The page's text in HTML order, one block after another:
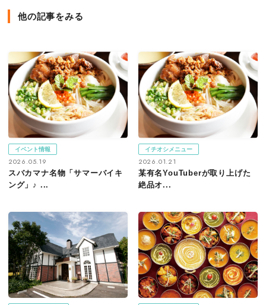
他の記事をみる
イベント情報
2026.05.19
スバカマナ名物「サマーバイキ
ング」♪ ...
イチオシメニュー
2026.01.21
某有名YouTuberが取り上げた
絶品オ...